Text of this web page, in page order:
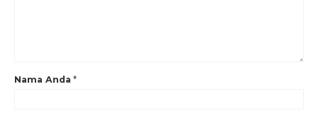
Nama Anda *